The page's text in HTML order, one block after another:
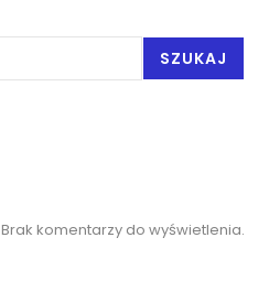
SZUKAJ
Brak komentarzy do wyświetlenia.